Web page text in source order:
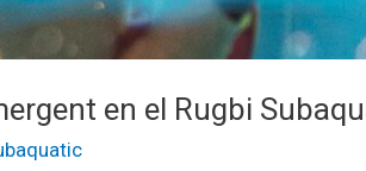
en el Rugbi